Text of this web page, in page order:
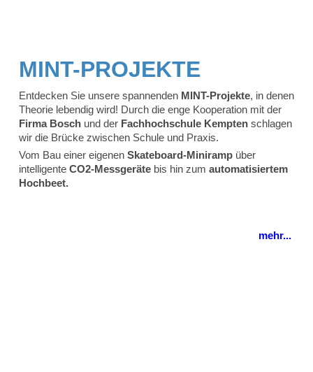
MINT-PROJEKTE
Entdecken Sie unsere spannenden MINT-Projekte, in denen
Theorie lebendig wird! Durch die enge Kooperation mit der
Firma Bosch und der Fachhochschule Kempten schlagen
wir die Brücke zwischen Schule und Praxis.
Vom Bau einer eigenen Skateboard-Miniramp über
intelligente CO2-Messgeräte bis hin zum automatisiertem
Hochbeet.
mehr...